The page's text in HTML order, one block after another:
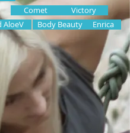
Comet
Victory
AloeV
Enrica
Body Beauty